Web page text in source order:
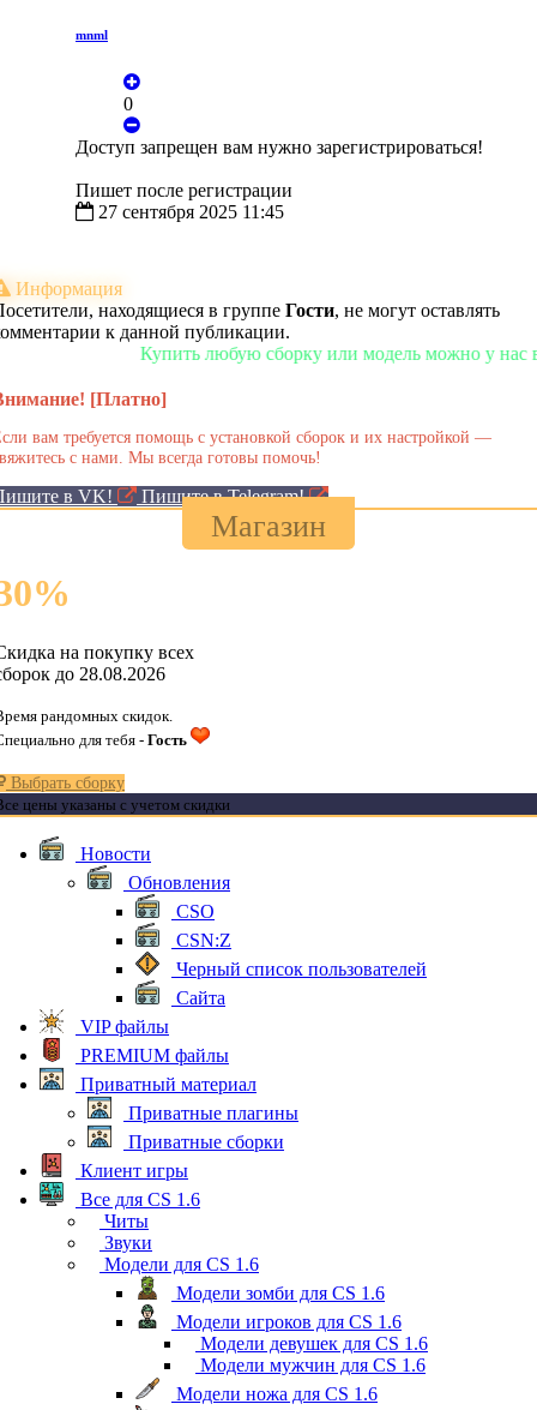
mnml
0
Доступ запрещен вам нужно зарегистрироваться!
Пишет после регистрации
27 сентября 2025 11:45
Информация
находящиеся в группе Гости, не могут оставлять
к данной публикации.
Купить любую сборку или модель можно у нас в
[Платно]
вам требуется помощь с установкой сборок и их настройкой —
с нами. Мы всегда готовы помочь!
в VK! Пишите в Telegram!
Магазин
%
на покупку всех
до 28.08.2026
рандомных скидок.
для тебя - Гость
Выбрать сборку
цены указаны с учетом скидки
Новости
Обновления
CSO
CSN:Z
Черный список пользователей
Сайта
VIP файлы
PREMIUM файлы
Приватный материал
Приватные плагины
Приватные сборки
Клиент игры
Все для CS 1.6
Читы
Звуки
Модели для CS 1.6
Модели зомби для CS 1.6
Модели игроков для CS 1.6
Модели девушек для CS 1.6
Модели мужчин для CS 1.6
Модели ножа для CS 1.6